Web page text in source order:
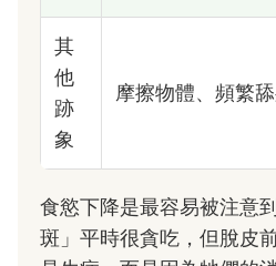
其
他
跡
象
摩擦物體、頻繁
食慾下降是最容易被注意
斑」平時很貪吃，但脫皮